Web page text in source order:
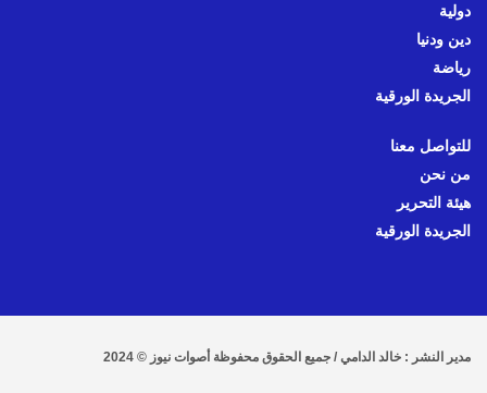
دولية
دين ودنيا
رياضة
الجريدة الورقية
للتواصل معنا
من نحن
هيئة التحرير
الجريدة الورقية
مدير النشر : خالد الدامي / جميع الحقوق محفوظة أصوات نيوز © 2024